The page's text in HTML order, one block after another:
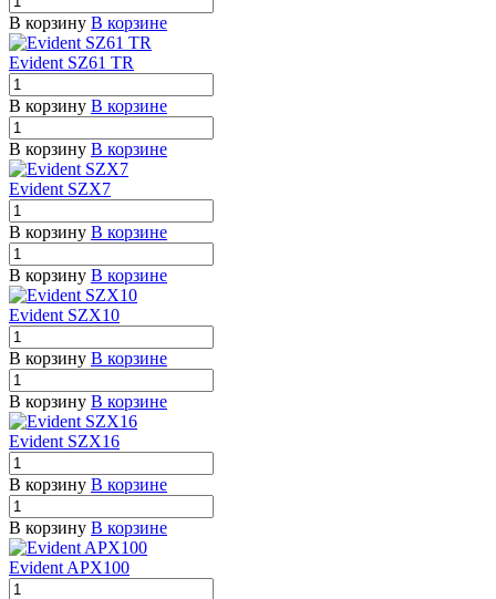
В корзину В корзине
Evident SZ61 TR
В корзину В корзине
В корзину В корзине
Evident SZX7
В корзину В корзине
В корзину В корзине
Evident SZX10
В корзину В корзине
В корзину В корзине
Evident SZX16
В корзину В корзине
В корзину В корзине
Evident APX100